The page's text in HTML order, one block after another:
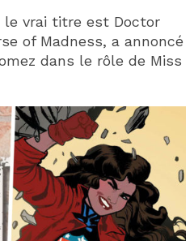
le vrai titre est Doctor
of Madness, a annoncé
dans le rôle de Miss